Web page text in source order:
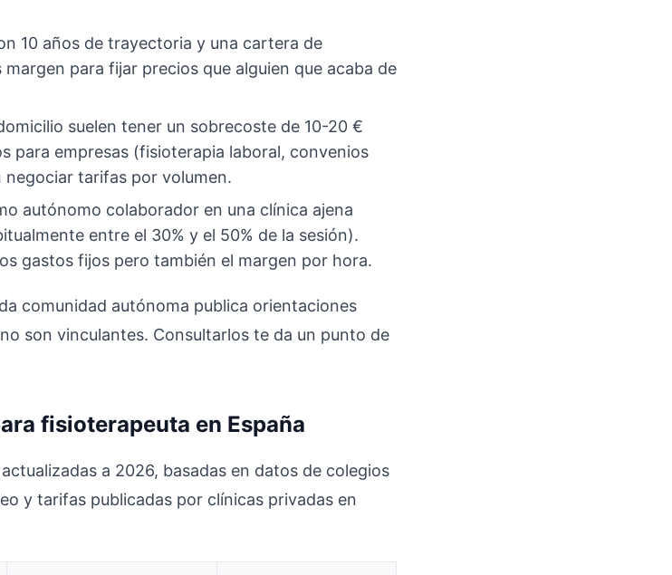
10 años de trayectoria y una cartera de
para fijar precios que alguien que acaba de
suelen tener un sobrecoste de 10-20 €
para empresas (fisioterapia laboral, convenios
tarifas por volumen.
autónomo colaborador en una clínica ajena
entre el 30% y el 50% de la sesión).
gastos fijos pero también el margen por hora.
comunidad autónoma publica orientaciones
son vinculantes. Consultarlos te da un punto de
fisioterapeuta en España
a 2026, basadas en datos de colegios
y tarifas publicadas por clínicas privadas en